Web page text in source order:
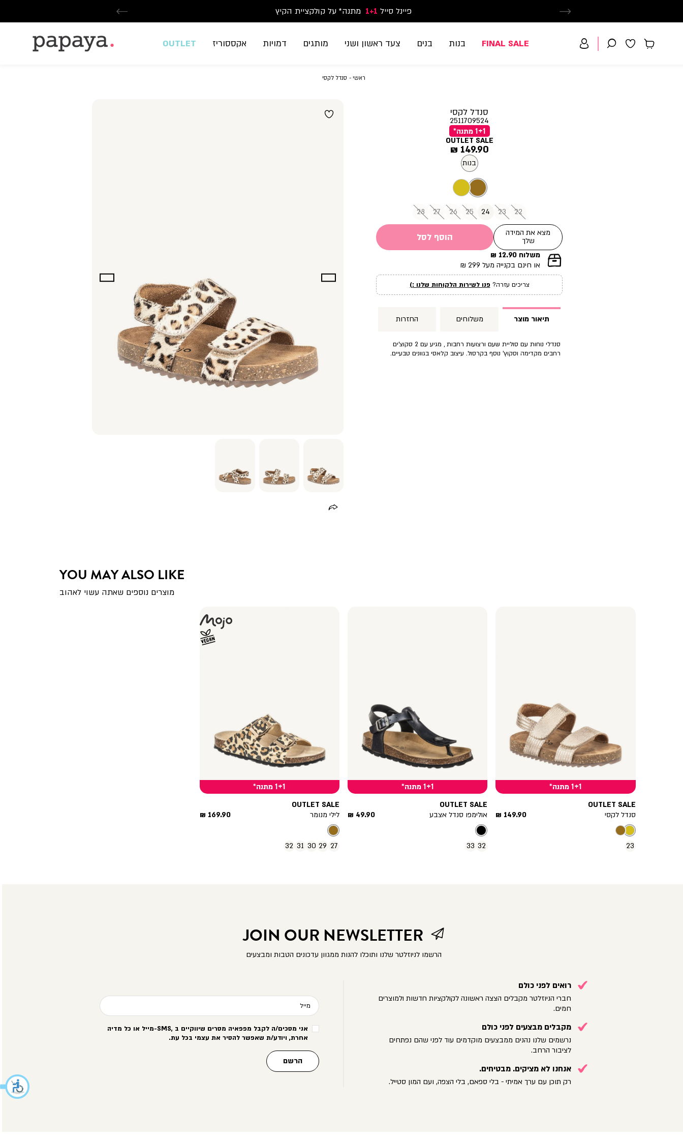
משלוח חינם בקנייה מעל 299₪ | זמני אספקה עד 5 ימי עסקים
פיינל סייל 1+1 מתנה* על קולקציית הקיץ
נעלי ספורט וסניקרס זוג שני החל מ-59.90
FINAL SALE בנות בנים צעד ראשון ושני מותגים דמויות אקססוריז OUTLET
ראשי ראשי
סנדל לקסיסנדל
סנדל לקסי
2511709524
1+1 מתנה*
OUTLET SALE
מחיר
מוצר
149.90 ₪
בנות
22
23
24
25
26
27
28
מצא את המידה
שלך
הוסף לסל
|
תומך
עמוד
מוצר
משלוח 12.90 ₪
או חינם בקנייה מעל 299 ₪
צריכים עזרה? פנו לשירות הלקוחות שלנו :)
תיאור מוצר משלוחים החזרות
סנדלי נוחות עם סוליית שעם ורצועות רחבות , מגיע עם 2 סקוצ’ים
רחבים מקדימה וסקוץ’ נוסף בקרסול. עיצוב קלאסי בגוונים טבעיים.
YOU MAY ALSO LIKE
מוצרים נוספים שאתה עשוי לאהוב
1+1 מתנה*
OUTLET SALE
סנדל לקסי
מחיר
149.90 ₪
23
1+1 מתנה*
OUTLET SALE
אולימפו סנדל אצבע
מחיר
49.90 ₪
32
33
1+1 מתנה*
OUTLET SALE
לילי מנומר
מחיר
169.90 ₪
27
29
30
31
32
JOIN OUR NEWSLETTER
הרשמו לניוזלטר שלנו ותוכלו להנות ממגוון עדכונים הטבות ומבצעים
רואים לפני כולם
חברי הניוזלטר מקבלים הצצה ראשונה לקולקציות חדשות ולמוצרים
חמים.
מקבלים מבצעים לפני כולם
נרשמים שלנו נהנים ממבצעים מוקדמים עוד לפני שהם נפתחים
לציבור הרחב.
אנחנו לא מציקים. מבטיחים.
רק תוכן עם ערך אמיתי - בלי ספאם, בלי הצפה, ועם המון סטייל.
מייל
אני מסכים/ה לקבל מפפאיה מסרים שיווקיים ב -SMS,מייל או כל מדיה
אחרת, ויודע/ת שאפשר להסיר את עצמי בכל עת.
הרשם